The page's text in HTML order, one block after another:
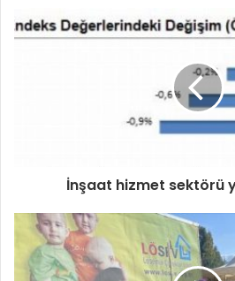
İnşaat hizmet sektörü